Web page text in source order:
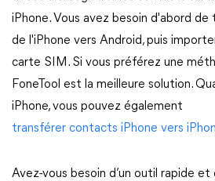
iPhone. Vous avez besoin d'abord
de l'iPhone vers Android, puis
carte SIM. Si vous préférez une
FoneTool est la meilleure solution.
iPhone, vous pouvez également
transférer contacts iPhone vers
Avez-vous besoin d’un outil rapide